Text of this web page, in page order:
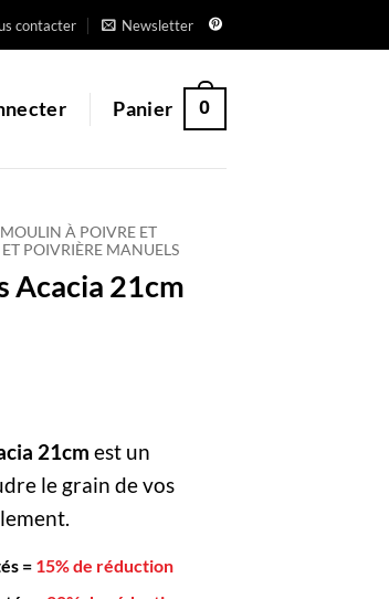
contacter Newsletter
Panier 0
MOULIN À POIVRE ET
POIVRIÈRE MANUELS
Acacia 21cm
21cm est un
le grain de vos
= 15% de réduction